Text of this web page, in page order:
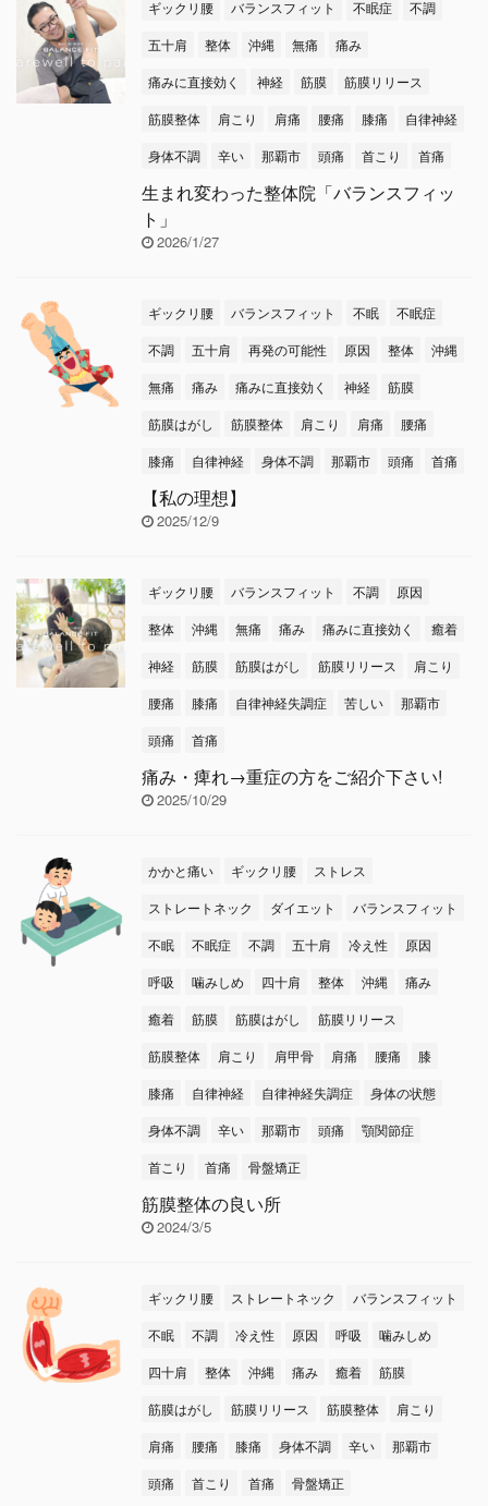
な解決にはなりません。
何故ヒザが ...
調崩しやすいので、みな
さんしっかり栄養と睡眠
をとって元気に新年度を
迎えましょうね
→い
ろいろ気を付けていても
調不良の時は・・・整体
へ(*^-^*) 本日のテーマ
【視力が落ちる
原因＆回復体操】です
ギックリ腰 バランスフィット 不眠症
不調
五十肩
整体 沖縄 無痛
痛み
痛みに直接効く
神経 筋膜
筋膜リリース
筋膜整体
肩こり 肩痛 腰痛 膝痛
自律神経
身体不調
辛い 那覇市 頭痛 首こり 首痛
生まれ変わった整体院「バランスフィッ
ト」
2026/1/27
ギックリ腰 バランスフィット 不眠
不眠症
不調
五十肩 再発の可能性 原因 整体
沖縄
無痛
痛み 痛みに直接効く 神経
筋膜
筋膜はがし
筋膜整体 肩こり 肩痛
腰痛
膝痛
自律神経 身体不調 那覇市 頭痛 首痛
【私の理想】
2025/12/9
ギックリ腰 バランスフィット 不調
原因
整体
沖縄 無痛 痛み 痛みに直接効く
癒着
神経
筋膜 筋膜はがし 筋膜リリース
肩こり
腰痛
膝痛 自律神経失調症 苦しい
那覇市
頭痛
首痛
痛み・痺れ→重症の方をご紹介下さい!
2025/10/29
かかと痛い ギックリ腰
ストレス
ストレートネック
ダイエット
バランスフィット
不眠
不眠症 不調 五十肩 冷え性
原因
呼吸
噛みしめ 四十肩 整体 沖縄
痛み
癒着
筋膜 筋膜はがし
筋膜リリース
筋膜整体
肩こり 肩甲骨 肩痛 腰痛
膝
膝痛
自律神経 自律神経失調症
身体の状態
身体不調
辛い 那覇市 頭痛
顎関節症
首こり
首痛 骨盤矯正
筋膜整体の良い所
2024/3/5
ギックリ腰 ストレートネック
バランスフィット
不眠
不調 冷え性 原因 呼吸
噛みしめ
四十肩
整体 沖縄 痛み 癒着
筋膜
筋膜はがし
筋膜リリース 筋膜整体
肩こり
肩痛
腰痛 膝痛 身体不調 辛い
那覇市
頭痛
首こり 首痛 骨盤矯正